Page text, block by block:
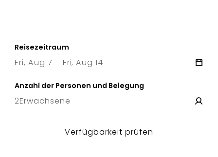
Reisezeitraum
Fri, Aug 7 – Fri, Aug 14
Anzahl der Personen und Belegung
2Erwachsene
Verfügbarkeit prüfen